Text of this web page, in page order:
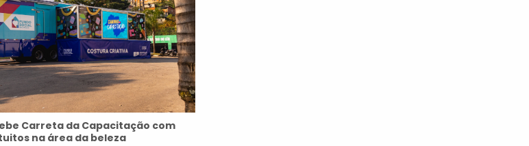
Carreta da Capacitação com
na área da beleza